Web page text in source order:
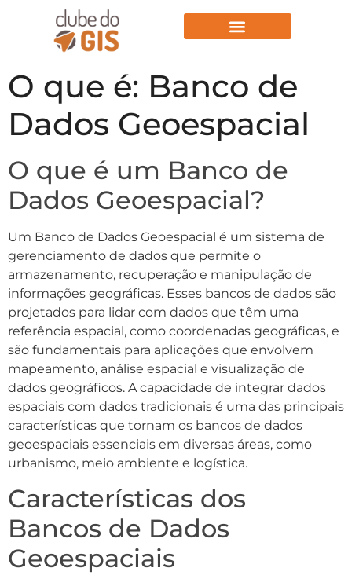
O que é: Banco de
Dados Geoespacial
O que é um Banco de
Dados Geoespacial?
Um Banco de Dados Geoespacial é um sistema de
gerenciamento de dados que permite o
armazenamento, recuperação e manipulação de
informações geográficas. Esses bancos de dados são
projetados para lidar com dados que têm uma
referência espacial, como coordenadas geográficas, e
são fundamentais para aplicações que envolvem
mapeamento, análise espacial e visualização de
dados geográficos. A capacidade de integrar dados
espaciais com dados tradicionais é uma das principais
características que tornam os bancos de dados
geoespaciais essenciais em diversas áreas, como
urbanismo, meio ambiente e logística.
Características dos
Bancos de Dados
Geoespaciais